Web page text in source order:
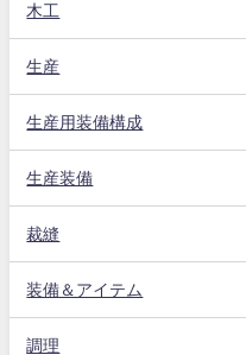
木工
生産
生産用装備構成
生産装備
裁縫
装備＆アイテム
調理